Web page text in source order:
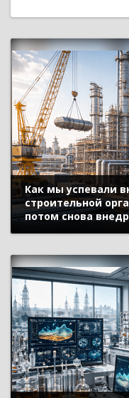
Как мы успевали
строительной
потом снова
«Сибшахтострой»)